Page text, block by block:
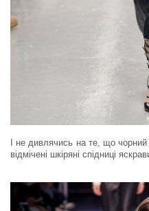
І не дивлячись на те, що
відмічені шкіряні спідниці